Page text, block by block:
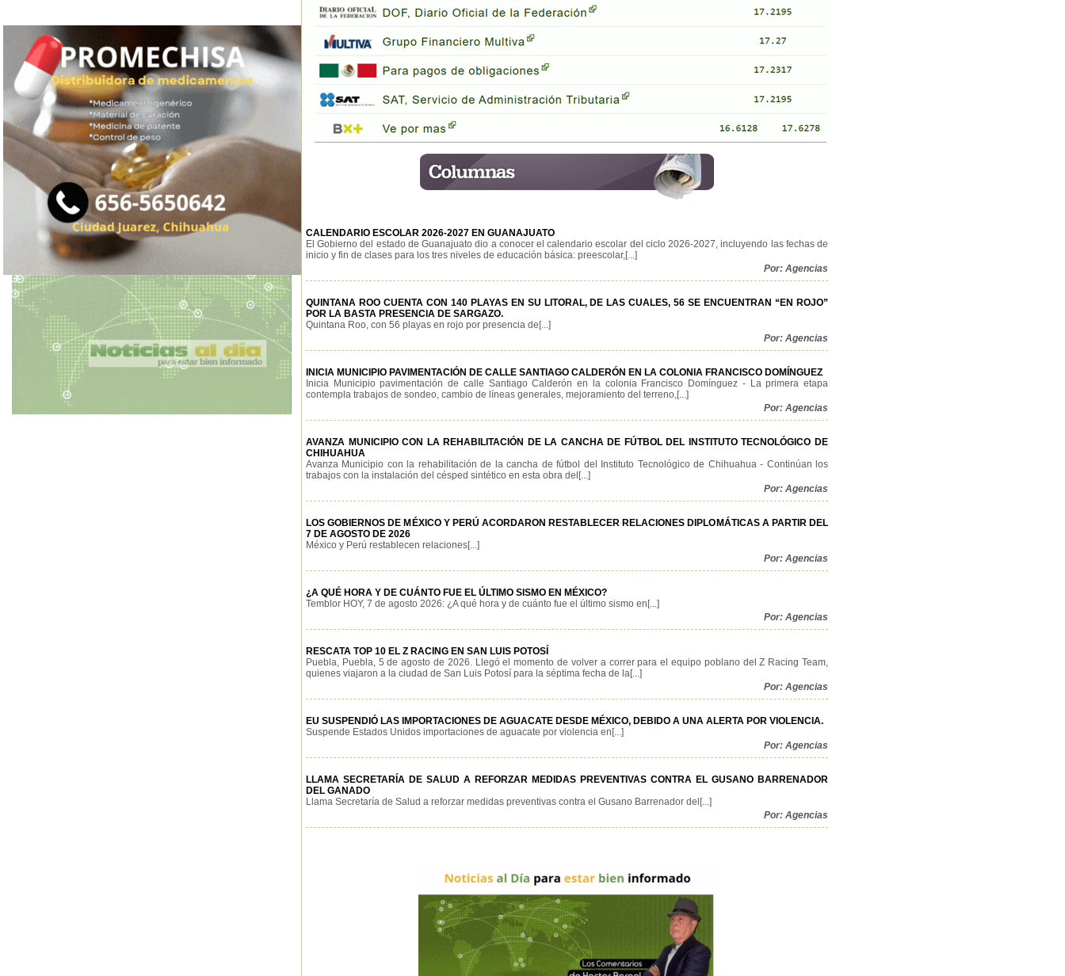
CALENDARIO ESCOLAR 2026-2027 EN GUANAJUATO
El Gobierno del estado de Guanajuato dio a conocer el calendario escolar del ciclo 2026-2027, incluyendo las fechas de
inicio y fin de clases para los tres niveles de educación básica: preescolar,[...]
Por: Agencias
QUINTANA ROO CUENTA CON 140 PLAYAS EN SU LITORAL, DE LAS CUALES, 56 SE ENCUENTRAN “EN ROJO”
POR LA BASTA PRESENCIA DE SARGAZO.
Quintana Roo, con 56 playas en rojo por presencia de[...]
Por: Agencias
INICIA MUNICIPIO PAVIMENTACIÓN DE CALLE SANTIAGO CALDERÓN EN LA COLONIA FRANCISCO DOMÍNGUEZ
Inicia Municipio pavimentación de calle Santiago Calderón en la colonia Francisco Domínguez - La primera etapa
contempla trabajos de sondeo, cambio de líneas generales, mejoramiento del terreno,[...]
Por: Agencias
AVANZA MUNICIPIO CON LA REHABILITACIÓN DE LA CANCHA DE FÚTBOL DEL INSTITUTO TECNOLÓGICO DE
CHIHUAHUA
Avanza Municipio con la rehabilitación de la cancha de fútbol del Instituto Tecnológico de Chihuahua - Continúan los
trabajos con la instalación del césped sintético en esta obra del[...]
Por: Agencias
LOS GOBIERNOS DE MÉXICO Y PERÚ ACORDARON RESTABLECER RELACIONES DIPLOMÁTICAS A PARTIR DEL
7 DE AGOSTO DE 2026
México y Perú restablecen relaciones[...]
Por: Agencias
¿A QUÉ HORA Y DE CUÁNTO FUE EL ÚLTIMO SISMO EN MÉXICO?
Temblor HOY, 7 de agosto 2026: ¿A qué hora y de cuánto fue el último sismo en[...]
Por: Agencias
RESCATA TOP 10 EL Z RACING EN SAN LUIS POTOSÍ
Puebla, Puebla, 5 de agosto de 2026. Llegó el momento de volver a correr para el equipo poblano del Z Racing Team,
quienes viajaron a la ciudad de San Luis Potosí para la séptima fecha de la[...]
Por: Agencias
EU SUSPENDIÓ LAS IMPORTACIONES DE AGUACATE DESDE MÉXICO, DEBIDO A UNA ALERTA POR VIOLENCIA.
Suspende Estados Unidos importaciones de aguacate por violencia en[...]
Por: Agencias
LLAMA SECRETARÍA DE SALUD A REFORZAR MEDIDAS PREVENTIVAS CONTRA EL GUSANO BARRENADOR
DEL GANADO
Llama Secretaría de Salud a reforzar medidas preventivas contra el Gusano Barrenador del[...]
Por: Agencias